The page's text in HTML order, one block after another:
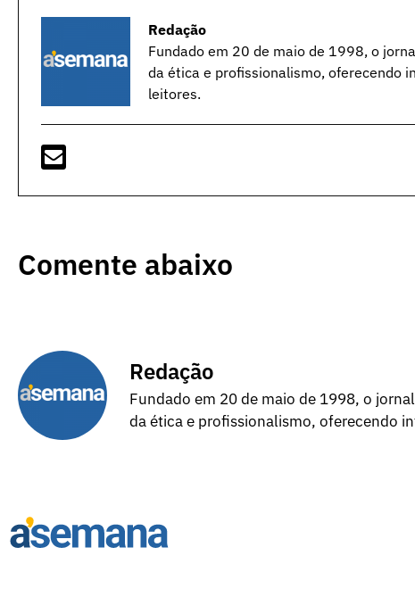
Redação
Fundado em 20 de maio de 1998, o
da ética e profissionalismo, oferecendo
leitores.
Comente abaixo
Redação
Fundado em 20 de maio de 1998, o
da ética e profissionalismo, oferecendo